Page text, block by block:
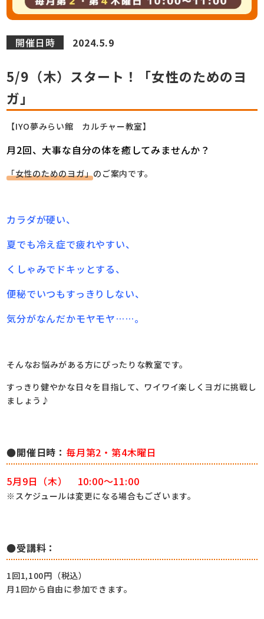
開催日時 2024.5.9
5/9（木）スタート！「女性のためのヨ
ガ」
【IYO夢みらい館 カルチャー教室】
月2回、大事な自分の体を癒してみませんか？
「女性のためのヨガ」のご案内です。
カラダが硬い、
夏でも冷え症で疲れやすい、
くしゃみでドキッとする、
便秘でいつもすっきりしない、
気分がなんだかモヤモヤ……。
そんなお悩みがある方にぴったりな教室です。
すっきり健やかな日々を目指して、ワイワイ楽しくヨガに挑戦し
ましょう♪
●開催日時： 毎月第2・第4木曜日
5月9日（木） 10:00～11:00
※スケジュールは変更になる場合もございます。
●受講料：
1回1,100円（税込）
月1回から自由に参加できます。